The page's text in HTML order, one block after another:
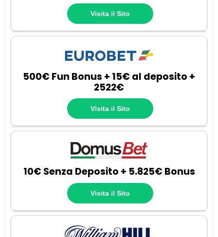
Visita il Sito
500€ Fun Bonus + 15€ al deposito +
2522€
Visita il Sito
10€ Senza Deposito + 5.825€ Bonus
Visita il Sito